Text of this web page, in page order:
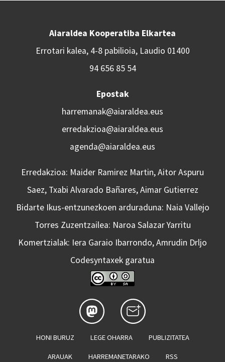
Aiaraldea Kooperatiba Elkartea
Errotari kalea, 4-8 pabilioia, Laudio 01400
94 656 85 54
Epostak
harremanak@aiaraldea.eus
erredakzioa@aiaraldea.eus
agenda@aiaraldea.eus
Erredakzioa: Maider Ramirez Martin, Aitor Aspuru
Saez, Txabi Alvarado Bañares, Aimar Gutierrez
Bidarte Ikus-entzunezkoen arduraduna: Naia Vallejo
Torres Zuzentzailea: Naroa Salazar Yarritu
Komertzialak: Iera Garaio Ibarrondo, Amrudin Drljo
Codesyntaxek garatua
HONI BURUZ LEGE OHARRA PUBLIZITATEA
ARAUAK HARREMANETARAKO RSS